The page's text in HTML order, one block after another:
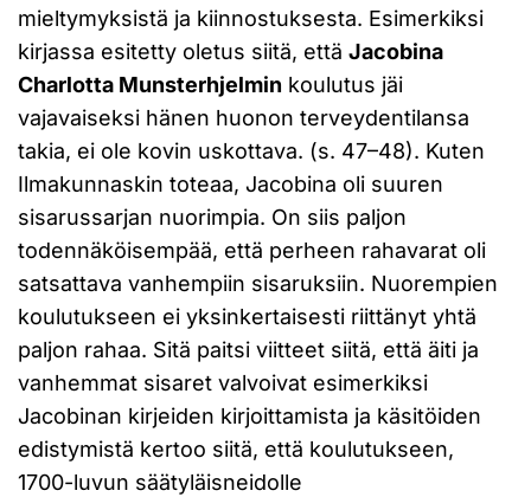
mieltymyksistä ja kiinnostuksesta. Esimerkiksi
kirjassa esitetty oletus siitä, että Jacobina
Charlotta Munsterhjelmin koulutus jäi
vajavaiseksi hänen huonon terveydentilansa
takia, ei ole kovin uskottava. (s. 47–48). Kuten
Ilmakunnaskin toteaa, Jacobina oli suuren
sisarussarjan nuorimpia. On siis paljon
todennäköisempää, että perheen rahavarat oli
satsattava vanhempiin sisaruksiin. Nuorempien
koulutukseen ei yksinkertaisesti riittänyt yhtä
paljon rahaa. Sitä paitsi viitteet siitä, että äiti ja
vanhemmat sisaret valvoivat esimerkiksi
Jacobinan kirjeiden kirjoittamista ja käsitöiden
edistymistä kertoo siitä, että koulutukseen,
1700-luvun säätyläisneidolle